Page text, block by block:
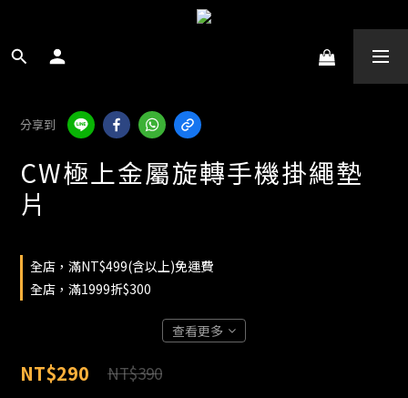
分享到
CW極上金屬旋轉手機掛繩墊
片
全店，滿NT$499(含以上)免運費
全店，滿1999折$300
查看更多
NT$290 NT$390